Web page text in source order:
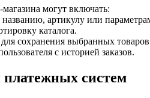
могут включать:
артикулу или
каталога.
сохранения выбранных
с историей заказов.
систем